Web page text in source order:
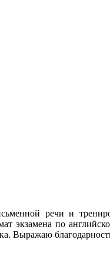
речи и
экзамена по
Выражаю